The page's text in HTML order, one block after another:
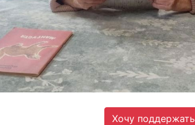
Хочу поддержать